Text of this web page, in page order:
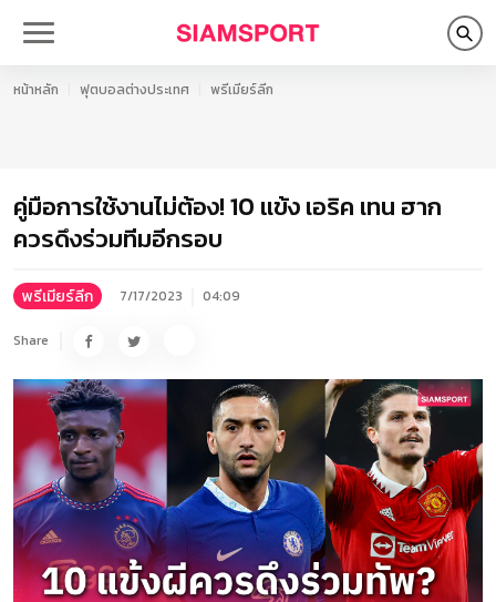
หน้าหลัก ฟุตบอลต่างประเทศ พรีเมียร์ลีก
คู่มือการใช้งานไม่ต้อง! 10 แข้ง เอริค เทน ฮาก
ควรดึงร่วมทีมอีกรอบ
พรีเมียร์ลีก 7/17/2023 04:09
Share